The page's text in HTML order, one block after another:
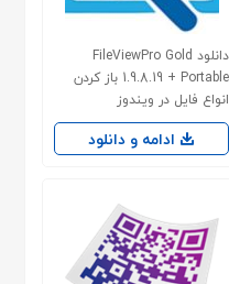
دانلود FileViewPro Gold
1.9.8.19 + Portable باز کردن
انواع فایل در ویندوز
ادامه و دانلود